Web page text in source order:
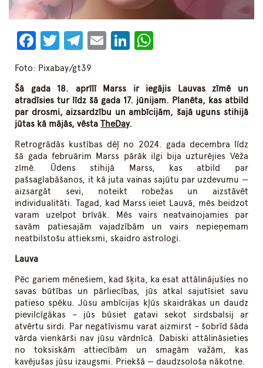
Facebook
Twitter
Telegram
EmailLinkedIn
Foto: Pixabay/gt39
Šā gada 18. aprīlī Marss ir iegājis Lauvas zīmē un
atradīsies tur līdz šā gada 17. jūnijam. Planēta, kas atbild
par drosmi, aizsardzību un ambīcijām, šajā uguns stihijā
jūtas kā mājās, vēstaTheDay.
Retrogrādās kustības dēļ no 2024. gada decembra līdz
šā gada februārim Marss pārāk ilgi bija uzturējies Vēža
zīmē. Ūdens stihijā Marss, kas atbild par
pašsaglabāšanos, it kā juta vainas sajūtu par uzdevumu —
aizsargāt sevi, noteikt robežas un aizstāvēt
individualitāti. Tagad, kad Marss ieiet Lauvā, mēs beidzot
varam uzelpot brīvāk. Mēs vairs neatvainojamies par
savām patiesajām vajadzībām un vairs nepieņemam
neatbilstošu attieksmi, skaidro astrologi.
Lauva
Pēc gariem mēnešiem, kad šķita, ka esat attālinājušies no
savas būtības un pārliecības, jūs atkal sajutīsiet savu
patieso spēku. Jūsu ambīcijas kļūs skaidrākas un daudz
pievilcīgākas – jūs būsiet gatavi sekot sirdsbalsij ar
atvērtu sirdi. Par negatīvismu varat aizmirst – šobrīd šāda
vārda vienkārši nav jūsu vārdnīcā. Dabiski attālināsieties
no toksiskām attiecībām un smagām važām, kas
kavējušas jūsu izaugsmi. Priekšā — daudzsološa nākotne.